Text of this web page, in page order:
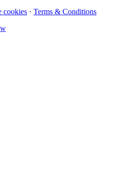
cookies · Terms & Conditions